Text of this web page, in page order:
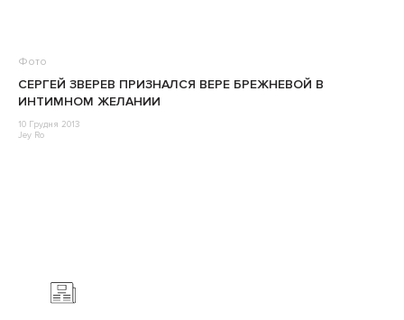
Фото
СЕРГЕЙ ЗВЕРЕВ ПРИЗНАЛСЯ ВЕРЕ БРЕЖНЕВОЙ В
ИНТИМНОМ ЖЕЛАНИИ
10 Грудня 2013
Jey Ro